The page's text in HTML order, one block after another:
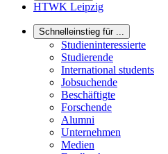
HTWK Leipzig
Schnelleinstieg für ...
Studieninteressierte
Studierende
International students
Jobsuchende
Beschäftigte
Forschende
Alumni
Unternehmen
Medien